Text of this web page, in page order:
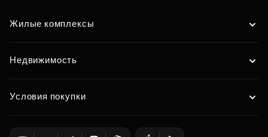
Жилые комплексы
Недвижимость
Условия покупки